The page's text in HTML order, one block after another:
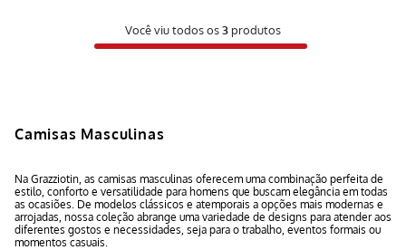
Você viu todos os3 produtos
Camisas Masculinas
Na Grazziotin, as camisas masculinas oferecem uma combinação perfeita de
estilo, conforto e versatilidade para homens que buscam elegância em todas
as ocasiões. De modelos clássicos e atemporais a opções mais modernas e
arrojadas, nossa coleção abrange uma variedade de designs para atender aos
diferentes gostos e necessidades, seja para o trabalho, eventos formais ou
momentos casuais.